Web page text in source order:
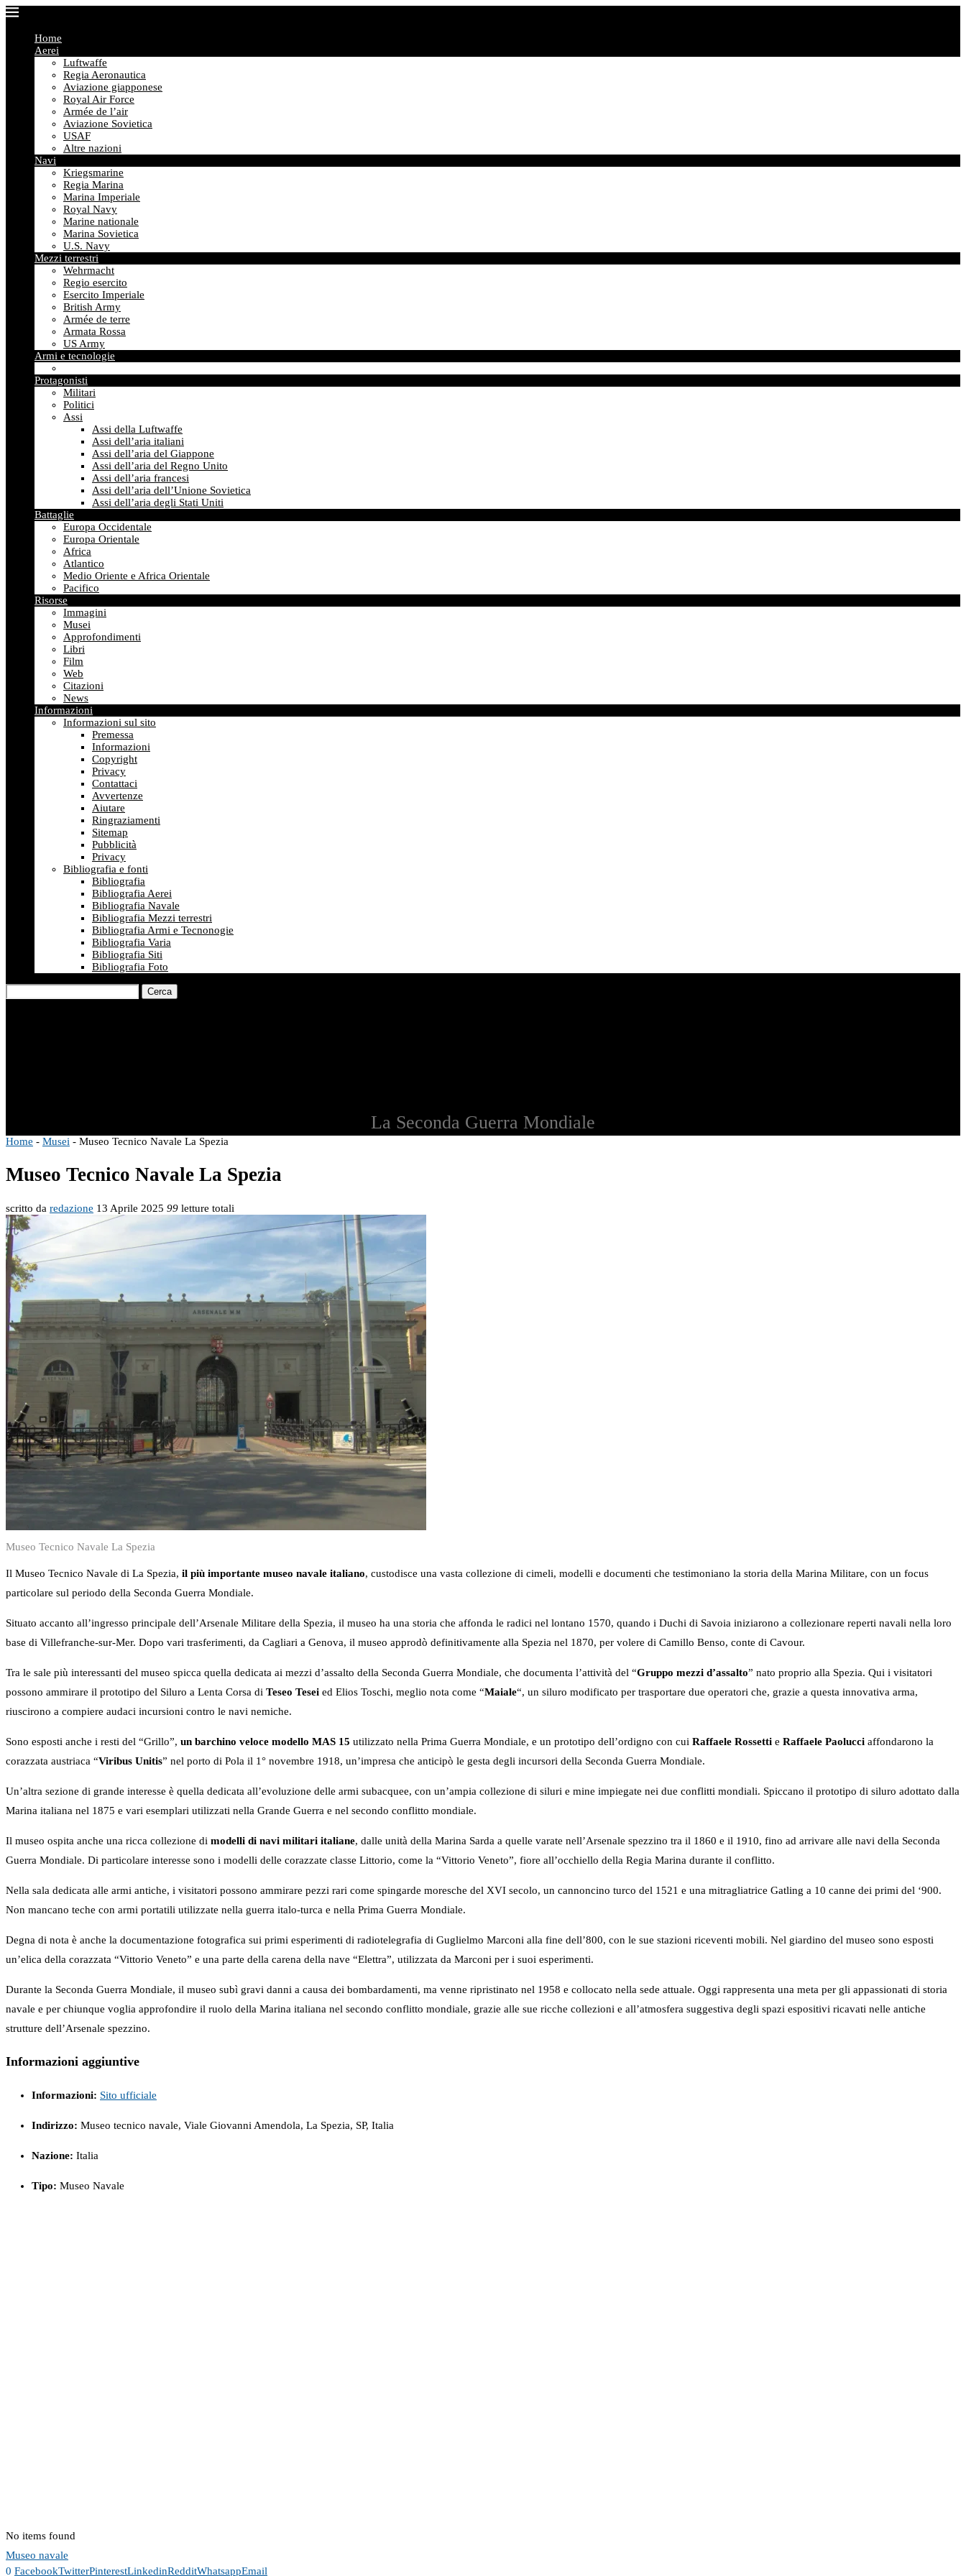
Home
Aerei
Luftwaffe
Regia Aeronautica
Aviazione giapponese
Royal Air Force
Armée de l’air
Aviazione Sovietica
USAF
Altre nazioni
Navi
Kriegsmarine
Regia Marina
Marina Imperiale
Royal Navy
Marine nationale
Marina Sovietica
U.S. Navy
Mezzi terrestri
Wehrmacht
Regio esercito
Esercito Imperiale
British Army
Armée de terre
Armata Rossa
US Army
Armi e tecnologie
Protagonisti
Militari
Politici
Assi
Assi della Luftwaffe
Assi dell’aria italiani
Assi dell’aria del Giappone
Assi dell’aria del Regno Unito
Assi dell’aria francesi
Assi dell’aria dell’Unione Sovietica
Assi dell’aria degli Stati Uniti
Battaglie
Europa Occidentale
Europa Orientale
Africa
Atlantico
Medio Oriente e Africa Orientale
Pacifico
Risorse
Immagini
Musei
Approfondimenti
Libri
Film
Web
Citazioni
News
Informazioni
Informazioni sul sito
Premessa
Informazioni
Copyright
Privacy
Contattaci
Avvertenze
Aiutare
Ringraziamenti
Sitemap
Pubblicità
Privacy
Bibliografia e fonti
Bibliografia
Bibliografia Aerei
Bibliografia Navale
Bibliografia Mezzi terrestri
Bibliografia Armi e Tecnonogie
Bibliografia Varia
Bibliografia Siti
Bibliografia Foto
Cerca
La Seconda Guerra Mondiale
Home - Musei - Museo Tecnico Navale La Spezia
Museo Tecnico Navale La Spezia
scritto da redazione 13 Aprile 2025 99 letture totali
Museo Tecnico Navale La Spezia
Il Museo Tecnico Navale di La Spezia, il più importante museo navale italiano, custodisce una vasta collezione di cimeli, modelli e documenti che testimoniano la storia della Marina Militare, con un focus
particolare sul periodo della Seconda Guerra Mondiale.
Situato accanto all’ingresso principale dell’Arsenale Militare della Spezia, il museo ha una storia che affonda le radici nel lontano 1570, quando i Duchi di Savoia iniziarono a collezionare reperti navali nella loro
base di Villefranche-sur-Mer. Dopo vari trasferimenti, da Cagliari a Genova, il museo approdò definitivamente alla Spezia nel 1870, per volere di Camillo Benso, conte di Cavour.
Tra le sale più interessanti del museo spicca quella dedicata ai mezzi d’assalto della Seconda Guerra Mondiale, che documenta l’attività del “Gruppo mezzi d’assalto” nato proprio alla Spezia. Qui i visitatori
possono ammirare il prototipo del Siluro a Lenta Corsa di Teseo Tesei ed Elios Toschi, meglio nota come “Maiale“, un siluro modificato per trasportare due operatori che, grazie a questa innovativa arma,
riuscirono a compiere audaci incursioni contro le navi nemiche.
Sono esposti anche i resti del “Grillo”, un barchino veloce modello MAS 15 utilizzato nella Prima Guerra Mondiale, e un prototipo dell’ordigno con cui Raffaele Rossetti e Raffaele Paolucci affondarono la
corazzata austriaca “Viribus Unitis” nel porto di Pola il 1° novembre 1918, un’impresa che anticipò le gesta degli incursori della Seconda Guerra Mondiale.
Un’altra sezione di grande interesse è quella dedicata all’evoluzione delle armi subacquee, con un’ampia collezione di siluri e mine impiegate nei due conflitti mondiali. Spiccano il prototipo di siluro adottato dalla
Marina italiana nel 1875 e vari esemplari utilizzati nella Grande Guerra e nel secondo conflitto mondiale.
Il museo ospita anche una ricca collezione di modelli di navi militari italiane, dalle unità della Marina Sarda a quelle varate nell’Arsenale spezzino tra il 1860 e il 1910, fino ad arrivare alle navi della Seconda
Guerra Mondiale. Di particolare interesse sono i modelli delle corazzate classe Littorio, come la “Vittorio Veneto”, fiore all’occhiello della Regia Marina durante il conflitto.
Nella sala dedicata alle armi antiche, i visitatori possono ammirare pezzi rari come spingarde moresche del XVI secolo, un cannoncino turco del 1521 e una mitragliatrice Gatling a 10 canne dei primi del ‘900.
Non mancano teche con armi portatili utilizzate nella guerra italo-turca e nella Prima Guerra Mondiale.
Degna di nota è anche la documentazione fotografica sui primi esperimenti di radiotelegrafia di Guglielmo Marconi alla fine dell’800, con le sue stazioni riceventi mobili. Nel giardino del museo sono esposti
un’elica della corazzata “Vittorio Veneto” e una parte della carena della nave “Elettra”, utilizzata da Marconi per i suoi esperimenti.
Durante la Seconda Guerra Mondiale, il museo subì gravi danni a causa dei bombardamenti, ma venne ripristinato nel 1958 e collocato nella sede attuale. Oggi rappresenta una meta per gli appassionati di storia
navale e per chiunque voglia approfondire il ruolo della Marina italiana nel secondo conflitto mondiale, grazie alle sue ricche collezioni e all’atmosfera suggestiva degli spazi espositivi ricavati nelle antiche
strutture dell’Arsenale spezzino.
Informazioni aggiuntive
Informazioni: Sito ufficiale
Indirizzo: Museo tecnico navale, Viale Giovanni Amendola, La Spezia, SP, Italia
Nazione: Italia
Tipo: Museo Navale
No items found
Museo navale
0 FacebookTwitterPinterestLinkedinRedditWhatsappEmail